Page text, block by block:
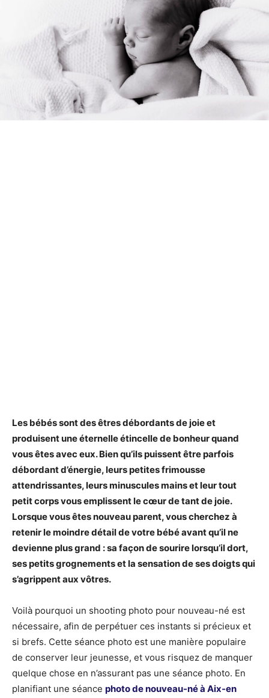
Les bébés sont des êtres débordants de joie et
produisent une éternelle étincelle de bonheur quand
vous êtes avec eux. Bien qu’ils puissent être parfois
débordant d’énergie, leurs petites frimousse
attendrissantes, leurs minuscules mains et leur tout
petit corps vous emplissent le cœur de tant de joie.
Lorsque vous êtes nouveau parent, vous cherchez à
retenir le moindre détail de votre bébé avant qu’il ne
devienne plus grand : sa façon de sourire lorsqu’il dort,
ses petits grognements et la sensation de ses doigts qui
s’agrippent aux vôtres.
Voilà pourquoi un shooting photo pour nouveau-né est
nécessaire, afin de perpétuer ces instants si précieux et
si brefs. Cette séance photo est une manière populaire
de conserver leur jeunesse, et vous risquez de manquer
quelque chose en n’assurant pas une séance photo. En
planifiant une séance photo de nouveau-né à Aix-en